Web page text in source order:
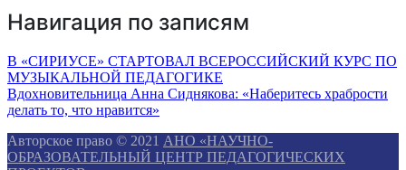
Навигация по записям
В «СИРИУСЕ» СТАРТОВАЛ ВСЕРОССИЙСКИЙ КУРС ПО
МУЗЫКАЛЬНОЙ ПЕДАГОГИКЕ
Вдохновительница Анна Сиднякова: «Наберитесь храбрости
делать то, что нравится»
Авторское право © 2021 АНО «НАУЧНО-
ОБРАЗОВАТЕЛЬНЫЙ ЦЕНТР ПЕДАГОГИЧЕСКИХ